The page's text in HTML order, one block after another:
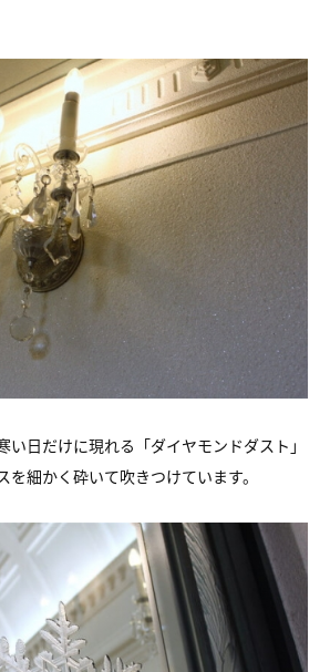
い日だけに現れる「ダイヤモンドダスト」
を細かく砕いて吹きつけています。